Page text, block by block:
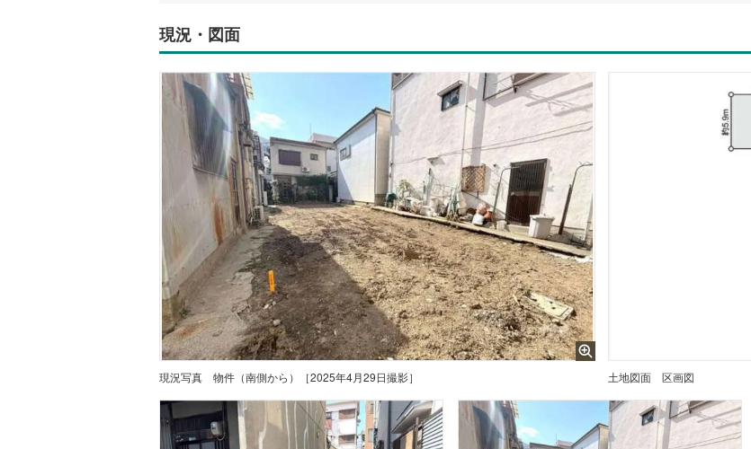
現況・図面
現況写真 物件（南側から）［2025年4月29日撮影］ 土地図面 区画図